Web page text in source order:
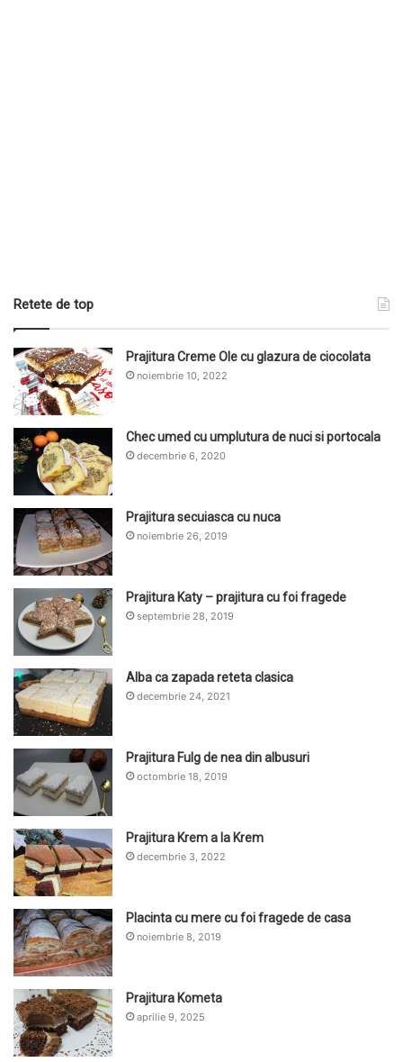
Retete de top
Prajitura Creme Ole cu glazura de ciocolata
noiembrie 10, 2022
Chec umed cu umplutura de nuci si portocala
decembrie 6, 2020
Prajitura secuiasca cu nuca
noiembrie 26, 2019
Prajitura Katy – prajitura cu foi fragede
septembrie 28, 2019
Alba ca zapada reteta clasica
decembrie 24, 2021
Prajitura Fulg de nea din albusuri
octombrie 18, 2019
Prajitura Krem a la Krem
decembrie 3, 2022
Placinta cu mere cu foi fragede de casa
noiembrie 8, 2019
Prajitura Kometa
aprilie 9, 2025